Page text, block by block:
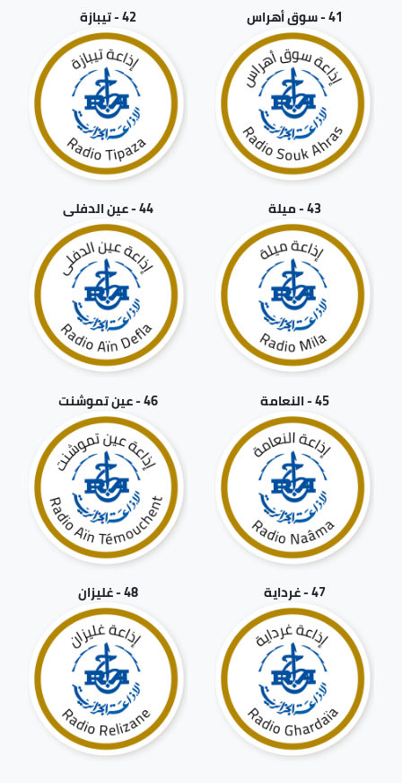
41 - سوق أهراس 42 - تيبازة
43 - ميلة 44 - عين الدفلى
45 - النعامة 46 - عين تموشنت
47 - غرداية 48 - غليزان